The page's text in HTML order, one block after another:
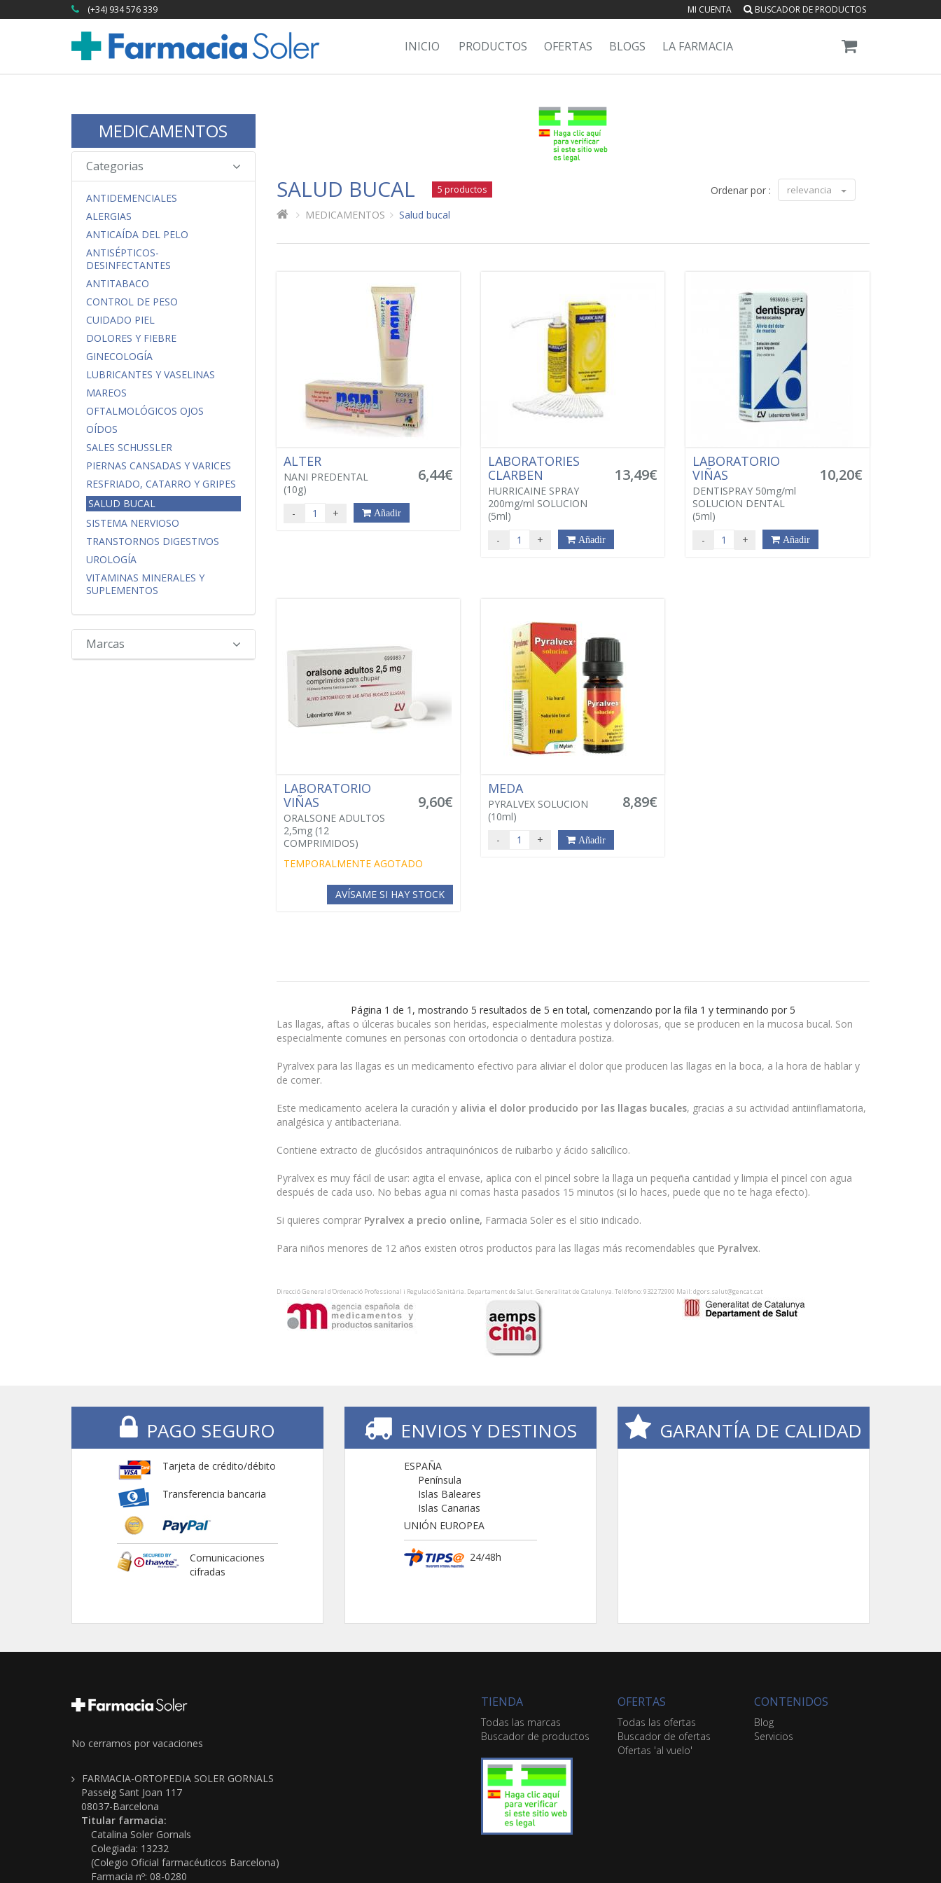
(+34) 934 576 339 MI CUENTA BUSCADOR DE PRODUCTOS
INICIO PRODUCTOS OFERTAS BLOGS LA FARMACIA
MEDICAMENTOS
Categorias
ANTIDEMENCIALES
ALERGIAS
ANTICAÍDA DEL PELO
ANTISÉPTICOS-
DESINFECTANTES
ANTITABACO
CONTROL DE PESO
CUIDADO PIEL
DOLORES Y FIEBRE
GINECOLOGÍA
LUBRICANTES Y VASELINAS
MAREOS
OFTALMOLÓGICOS OJOS
OÍDOS
SALES SCHUSSLER
PIERNAS CANSADAS Y VARICES
RESFRIADO, CATARRO Y GRIPES
SALUD BUCAL
SISTEMA NERVIOSO
TRANSTORNOS DIGESTIVOS
UROLOGÍA
VITAMINAS MINERALES Y
SUPLEMENTOS
Marcas
SALUD BUCAL 5 productos
MEDICAMENTOS Salud bucal
Ordenar por : relevancia
ALTER
NANI PREDENTAL
(10g)
6,44€
- + Añadir
LABORATORIES
CLARBEN
HURRICAINE SPRAY
200mg/ml SOLUCION
(5ml)
13,49€
- + Añadir
LABORATORIO
VIÑAS
DENTISPRAY 50mg/ml
SOLUCION DENTAL
(5ml)
10,20€
- + Añadir
LABORATORIO
VIÑAS
ORALSONE ADULTOS
2,5mg (12
COMPRIMIDOS)
9,60€
TEMPORALMENTE AGOTADO
AVÍSAME SI HAY STOCK
MEDA
PYRALVEX SOLUCION
(10ml)
8,89€
- + Añadir
Página 1 de 1, mostrando 5 resultados de 5 en total, comenzando por la fila 1 y terminando por 5
Las llagas, aftas o úlceras bucales son heridas, especialmente molestas y dolorosas, que se producen en la mucosa bucal. Son
especialmente comunes en personas con ortodoncia o dentadura postiza.
Pyralvex para las llagas es un medicamento efectivo para aliviar el dolor que producen las llagas en la boca, a la hora de hablar y
de comer.
Este medicamento acelera la curación y alivia el dolor producido por las llagas bucales, gracias a su actividad antiinflamatoria,
analgésica y antibacteriana.
Contiene extracto de glucósidos antraquinónicos de ruibarbo y ácido salicílico.
Pyralvex es muy fácil de usar: agita el envase, aplica con el pincel sobre la llaga un pequeña cantidad y limpia el pincel con agua
después de cada uso. No bebas agua ni comas hasta pasados 15 minutos (si lo haces, puede que no te haga efecto).
Si quieres comprarPyralvex a precio online, Farmacia Soler es el sitio indicado.
Para niños menores de 12 años existen otros productos para las llagas más recomendables que Pyralvex.
Direcció General d'Ordenació Professional i Regulació Sanitària. Departament de Salut. Generalitat de Catalunya. Teléfono: 932272900 Mail: dgors.salut@gencat.cat
PAGO SEGURO
Tarjeta de crédito/débito
Transferencia bancaria
Comunicaciones
cifradas
ENVIOS Y DESTINOS
ESPAÑA
Península
Islas Baleares
Islas Canarias
UNIÓN EUROPEA
24/48h
GARANTÍA DE CALIDAD
No cerramos por vacaciones
FARMACIA-ORTOPEDIA SOLER GORNALS
Passeig Sant Joan 117
08037-Barcelona
Titular farmacia:
Catalina Soler Gornals
Colegiada: 13232
(Colegio Oficial farmacéuticos Barcelona)
Farmacia nº: 08-0280
TIENDA
Todas las marcas
Buscador de productos
OFERTAS
Todas las ofertas
Buscador de ofertas
Ofertas 'al vuelo'
CONTENIDOS
Blog
Servicios